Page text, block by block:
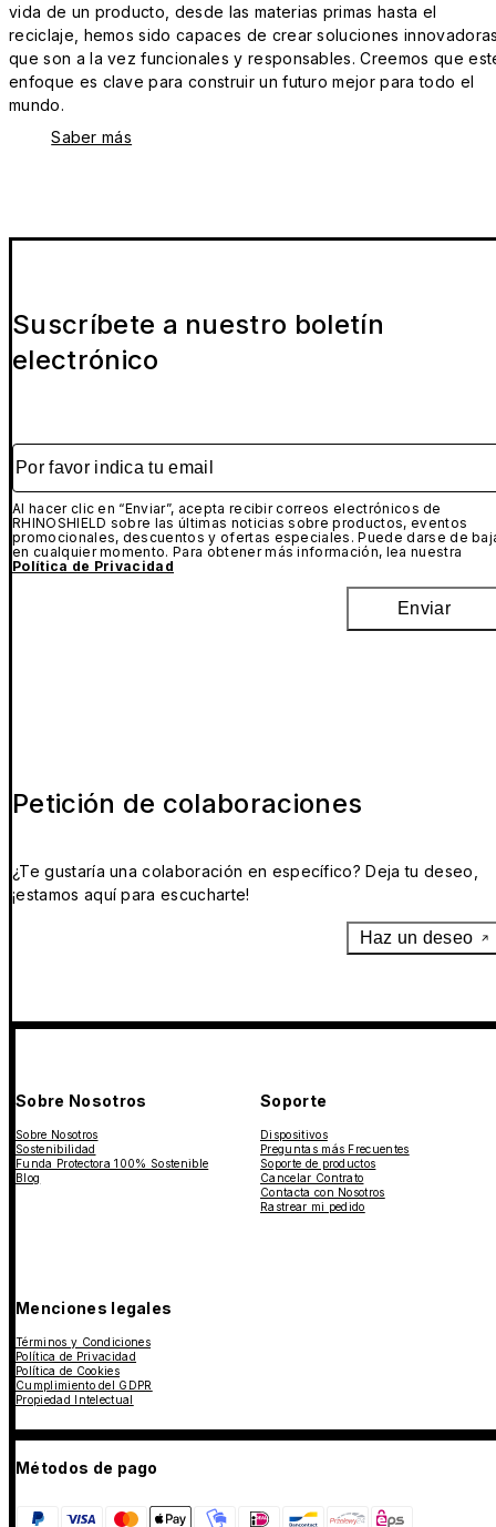
vida de un producto, desde las materias primas hasta el
reciclaje, hemos sido capaces de crear soluciones
que son a la vez funcionales y responsables. Creemos que
enfoque es clave para construir un futuro mejor para todo el
mundo.
Saber más
Suscríbete a nuestro boletín
electrónico
Por favor indica tu email
Al hacer clic en “Enviar”, acepta recibir correos electrónicos de
RHINOSHIELD sobre las últimas noticias sobre productos, eventos
promocionales, descuentos y ofertas especiales. Puede darse de
en cualquier momento. Para obtener más información, lea nuestra
Política de Privacidad
Enviar
Petición de colaboraciones
¿Te gustaría una colaboración en específico? Deja tu deseo,
¡estamos aquí para escucharte!
Haz un deseo
Sobre Nosotros
Sobre Nosotros
Sostenibilidad
Funda Protectora 100% Sostenible
Blog
Soporte
Dispositivos
Preguntas más Frecuentes
Soporte de productos
Cancelar Contrato
Contacta con Nosotros
Rastrear mi pedido
Menciones legales
Términos y Condiciones
Política de Privacidad
Política de Cookies
Cumplimiento del GDPR
Propiedad Intelectual
Métodos de pago